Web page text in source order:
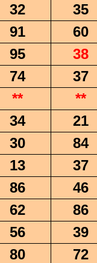
32 35
91 60
95 38
74 37
** **
34 21
30 84
13 37
86 46
62 86
56 39
80 72